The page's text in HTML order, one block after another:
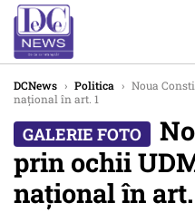
DCNews › Politica › Noua
național în art. 1
prin ochii
național în art.